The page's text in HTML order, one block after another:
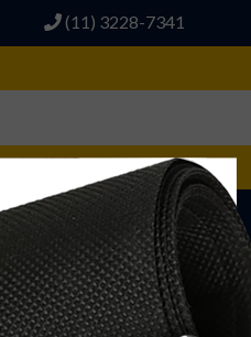
(11) 3228-7341
ALGODÃO DIVERSOS
2